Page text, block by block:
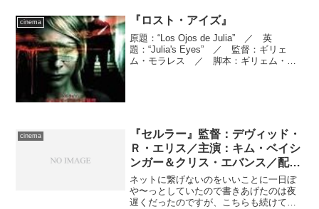
ーター...
cinema 『ロスト・アイズ』
原題：“Los Ojos de Julia” ／ 英
題：“Julia's Eyes” ／ 監督：ギリェ
ム・モラレス ／ 脚本：ギリェム・モ
cinema
『セルラー』監督：デヴィッド・
Ｒ・エリス／主演：キム・ベイシ
ンガー＆クリス・エバンス／配
給：日本ヘラルド
ネットに繋げないのをいいことに一日ぼ
や〜っとしていたので書きあげたのは夜
遅くだったのですが、こちらも続けてア